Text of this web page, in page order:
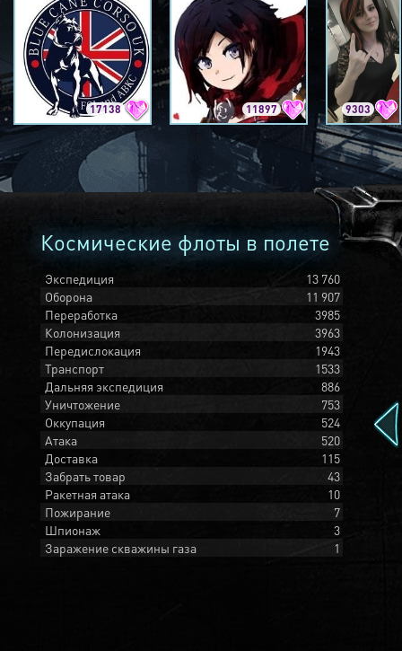
17138 11897 9303
Космические флоты в полете
Экспедиция
13 760
Оборона
11 907
Переработка
3985
Колонизация
3963
Передислокация
1943
Транспорт
1533
Дальняя экспедиция
886
Уничтожение
753
Оккупация
524
Атака
520
Доставка
115
Забрать товар
43
Ракетная атака
10
Пожирание
7
Шпионаж
3
Заражение скважины газа
1